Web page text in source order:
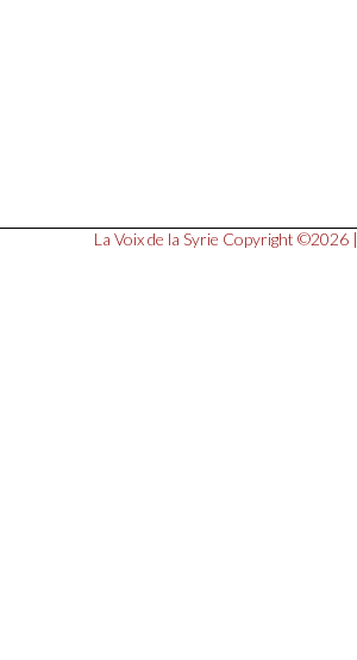
La Voix de la Syrie Copyright ©2026 |